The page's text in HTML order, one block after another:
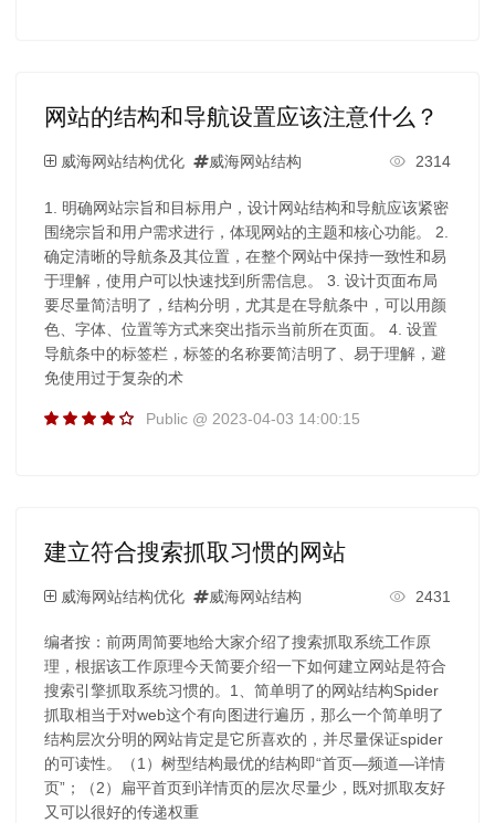
网站的结构和导航设置应该注意什么？
威海网站结构优化 威海网站结构 2314
1. 明确网站宗旨和目标用户，设计网站结构和导航应该紧密
围绕宗旨和用户需求进行，体现网站的主题和核心功能。 2.
确定清晰的导航条及其位置，在整个网站中保持一致性和易
于理解，使用户可以快速找到所需信息。 3. 设计页面布局
要尽量简洁明了，结构分明，尤其是在导航条中，可以用颜
色、字体、位置等方式来突出指示当前所在页面。 4. 设置
导航条中的标签栏，标签的名称要简洁明了、易于理解，避
免使用过于复杂的术
Public @ 2023-04-03 14:00:15
建立符合搜索抓取习惯的网站
威海网站结构优化 威海网站结构 2431
编者按：前两周简要地给大家介绍了搜索抓取系统工作原
理，根据该工作原理今天简要介绍一下如何建立网站是符合
搜索引擎抓取系统习惯的。1、简单明了的网站结构Spider
抓取相当于对web这个有向图进行遍历，那么一个简单明了
结构层次分明的网站肯定是它所喜欢的，并尽量保证spider
的可读性。（1）树型结构最优的结构即“首页—频道—详情
页”；（2）扁平首页到详情页的层次尽量少，既对抓取友好
又可以很好的传递权重